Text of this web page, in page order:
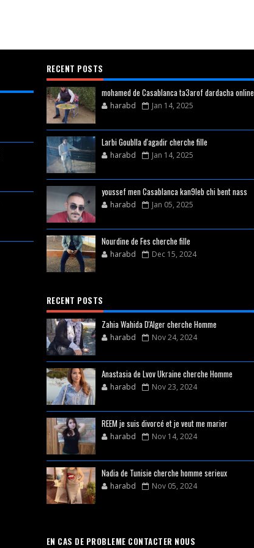
RECENT POSTS
mohamed de Casablanca ta3arof dardacha online
harabd Jan 14, 2025
Larbi Goublla d'agadir cherche fille
harabd Jan 14, 2025
youssef men Casablanca kan9leb chi bent nass
harabd Jan 05, 2025
Nourdine de Fes cherche fille
harabd Dec 15, 2024
RECENT POSTS
Zahia Wahida D'Alger cherche Homme
harabd Nov 24, 2024
Anastasia de Lvov Ukraine cherche Homme
harabd Nov 23, 2024
REEM je suis divorcé et je veut me marier
harabd Nov 14, 2024
Nadia de Tunisie cherche homme serieux
harabd Nov 05, 2024
EN CAS DE PROBLEME CONTACTER NOUS